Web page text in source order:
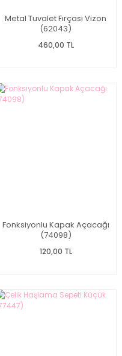
Metal Tuvalet Fırçası Vizon
(62043)
460,00 TL
Fonksiyonlu Kapak Açacağı
(74098)
120,00 TL